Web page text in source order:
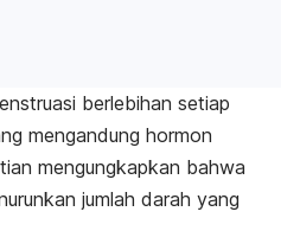
berlebihan setiap
mengandung hormon
mengungkapkan bahwa
jumlah darah yang